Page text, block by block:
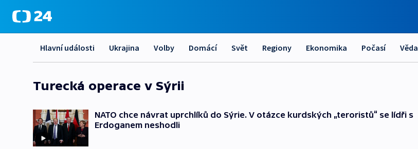
Hlavní události Ukrajina Volby Domácí Svět Regiony Ekonomika Počasí Věda
Turecká operace v Sýrii
NATO chce návrat uprchlíků do Sýrie. V otázce kurdských „teroristů“ se lídři s
Erdoganem neshodli